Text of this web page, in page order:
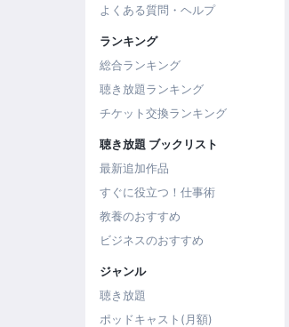
よくある質問・ヘルプ
ランキング
総合ランキング
聴き放題ランキング
チケット交換ランキング
聴き放題 ブックリスト
最新追加作品
すぐに役立つ！仕事術
教養のおすすめ
ビジネスのおすすめ
ジャンル
聴き放題
ポッドキャスト(月額)